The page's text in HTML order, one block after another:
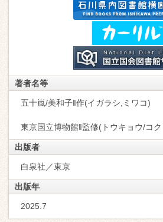
著者名等
五十嵐/美和子‖作(イガラシ,ミワコ)
東京国立博物館‖監修(トウキョウ/コ
出版者
白泉社／東京
出版年
2025.7